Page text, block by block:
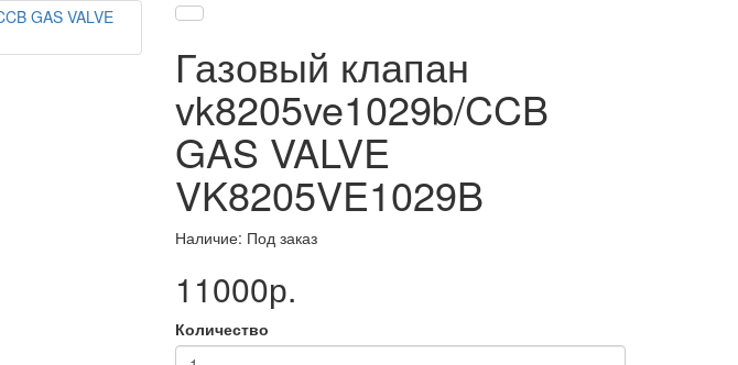
Газовый клапан
vk8205ve1029b/CCB
GAS VALVE
VK8205VE1029B
Наличие: Под заказ
11000р.
Количество